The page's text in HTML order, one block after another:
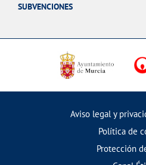
SUBVENCIONES
Aviso legal y
Política de
Protección